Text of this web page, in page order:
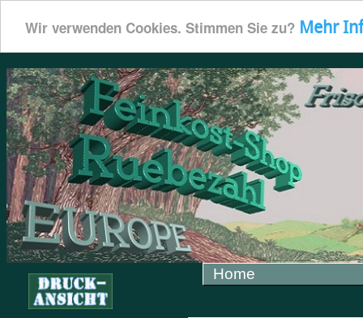
Wir verwenden Cookies. Stimmen Sie zu? Mehr
Home